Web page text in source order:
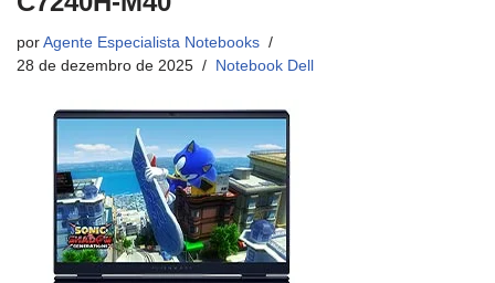
por Agente Especialista Notebooks
28 de dezembro de 2025
Notebook Dell